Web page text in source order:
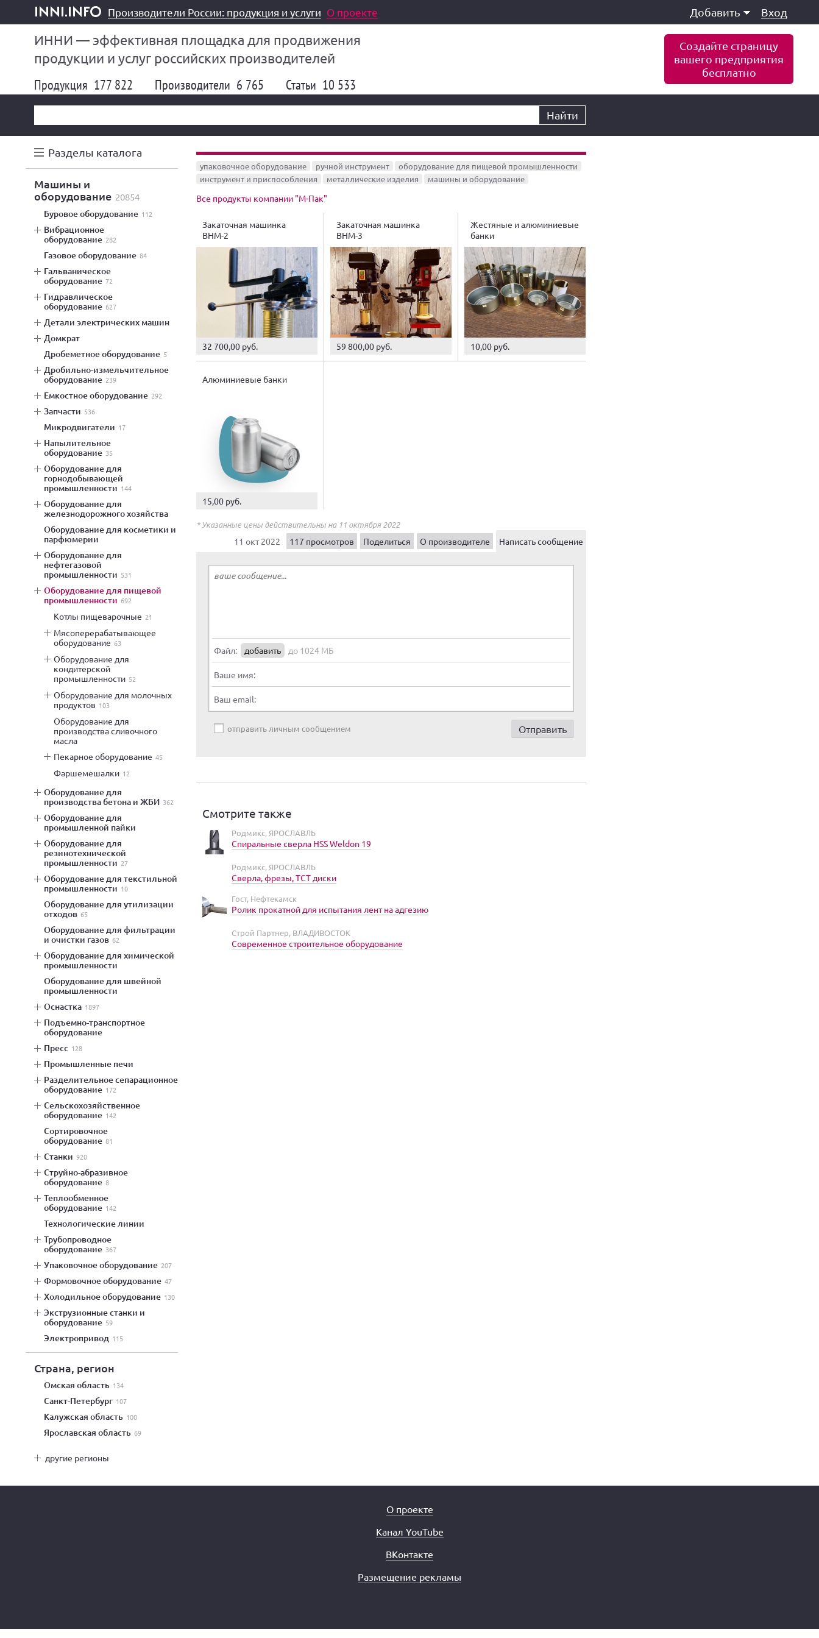
inni.info
Производители России: продукция и услуги О проекте Добавить Вход
ИННИ — эффективная площадка для продвижения
продукции и услуг российских производителей
Создайте страницу
вашего предприятия
бесплатно
Продукция 177 822 Производители 6 765 Статьи 10 533
Найти
Разделы каталога
машины и
оборудование 20854
буровое оборудование 112
вибрационное
оборудование 282
газовое оборудование 84
гальваническое
оборудование 72
гидравлическое
оборудование 627
детали электрических машин
домкрат
дробеметное оборудование 5
дробильно-измельчительное
оборудование 239
емкостное оборудование 292
запчасти 536
микродвигатели 17
напылительное
оборудование 35
оборудование для
горнодобывающей
промышленности 144
оборудование для
железнодорожного хозяйства
оборудование для косметики и
парфюмерии
оборудование для
нефтегазовой
промышленности 531
оборудование для пищевой
промышленности 692
котлы пищеварочные 21
мясоперерабатывающее
оборудование 63
оборудование для
кондитерской
промышленности 52
оборудование для молочных
продуктов 103
оборудование для
производства сливочного
масла
пекарное оборудование 45
фаршемешалки 12
оборудование для
производства бетона и ЖБИ 362
оборудование для
промышленной пайки
оборудование для
резинотехнической
промышленности 27
оборудование для текстильной
промышленности 10
оборудование для утилизации
отходов 65
оборудование для фильтрации
и очистки газов 62
оборудование для химической
промышленности
оборудование для швейной
промышленности
оснастка 1897
подъемно-транспортное
оборудование
пресс 128
промышленные печи
разделительное сепарационное
оборудование 172
сельскохозяйственное
оборудование 142
сортировочное
оборудование 81
станки 920
струйно-абразивное
оборудование 8
теплообменное
оборудование 142
технологические линии
трубопроводное
оборудование 367
упаковочное оборудование 207
формовочное оборудование 47
холодильное оборудование 130
экструзионные станки и
оборудование 59
электропривод 115
Страна, регион
Омская область 134
Санкт-Петербург 107
Калужская область 100
Ярославская область 69
другие регионы
упаковочное оборудование ручной инструмент
оборудование для пищевой промышленности
инструмент и приспособления
металлические изделия машины и оборудование
Все продукты компании "М-Пак"
Закаточная машинка
ВНМ-2
32 700,00 руб.
Закаточная машинка
ВНМ-3
59 800,00 руб.
Жестяные и алюминиевые
банки
10,00 руб.
Алюминиевые банки
15,00 руб.
* Указанные цены действительны на 11 октября 2022
11 окт 2022
117 просмотров Поделиться О производителе Написать сообщение
Файл: добавить до 1024 МБ
Ваше имя:
Ваш email:
отправить личным сообщением
Смотрите также
Родмикс, ЯРОСЛАВЛЬ
Спиральные сверла HSS Weldon 19
Родмикс, ЯРОСЛАВЛЬ
Сверла, фрезы, ТСТ диски
Гост, Нефтекамск
Ролик прокатной для испытания лент на адгезию
Строй Партнер, ВЛАДИВОСТОК
Современное строительное оборудование
О проекте
Канал YouTube
ВКонтакте
Размещение рекламы